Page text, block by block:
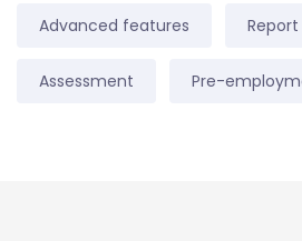
Advanced features Report
Assessment Pre-